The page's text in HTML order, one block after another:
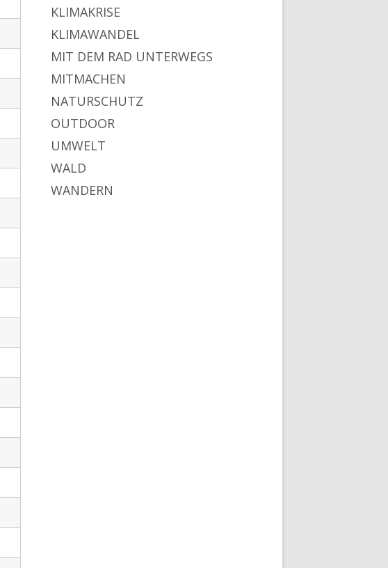
KLIMAKRISE
KLIMAWANDEL
MIT DEM RAD UNTERWEGS
MITMACHEN
NATURSCHUTZ
OUTDOOR
UMWELT
WALD
WANDERN